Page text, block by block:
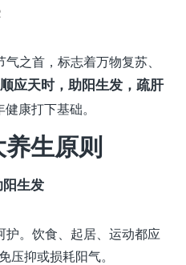
之首，标志着万物复苏、
顺应天时，助阳生发，疏肝
健康打下基础。
生原则
阳生发
。饮食、起居、运动都应
压抑或损耗阳气。